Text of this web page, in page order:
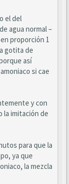
el del
agua normal –
proporción 1
gotita de
así
si cae
y con
la imitación de
para que la
ya que
la mezcla